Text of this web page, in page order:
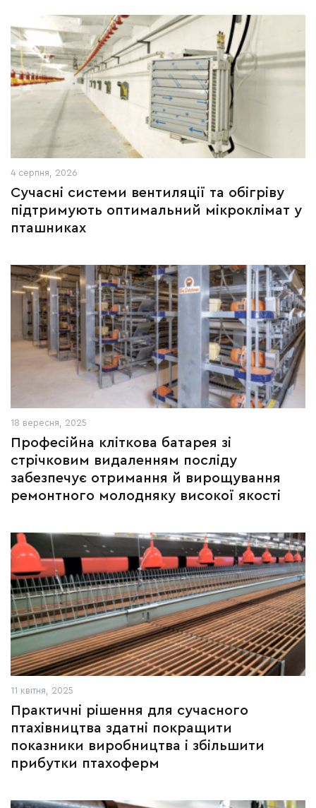
4 серпня, 2026
Сучасні системи вентиляції та обігріву
підтримують оптимальний мікроклімат у
пташниках
18 вересня, 2025
Професійна кліткова батарея зі
стрічковим видаленням посліду
забезпечує отримання й вирощування
ремонтного молодняку високої якості
11 квітня, 2025
Практичні рішення для сучасного
птахівництва здатні покращити
показники виробництва і збільшити
прибутки птахоферм